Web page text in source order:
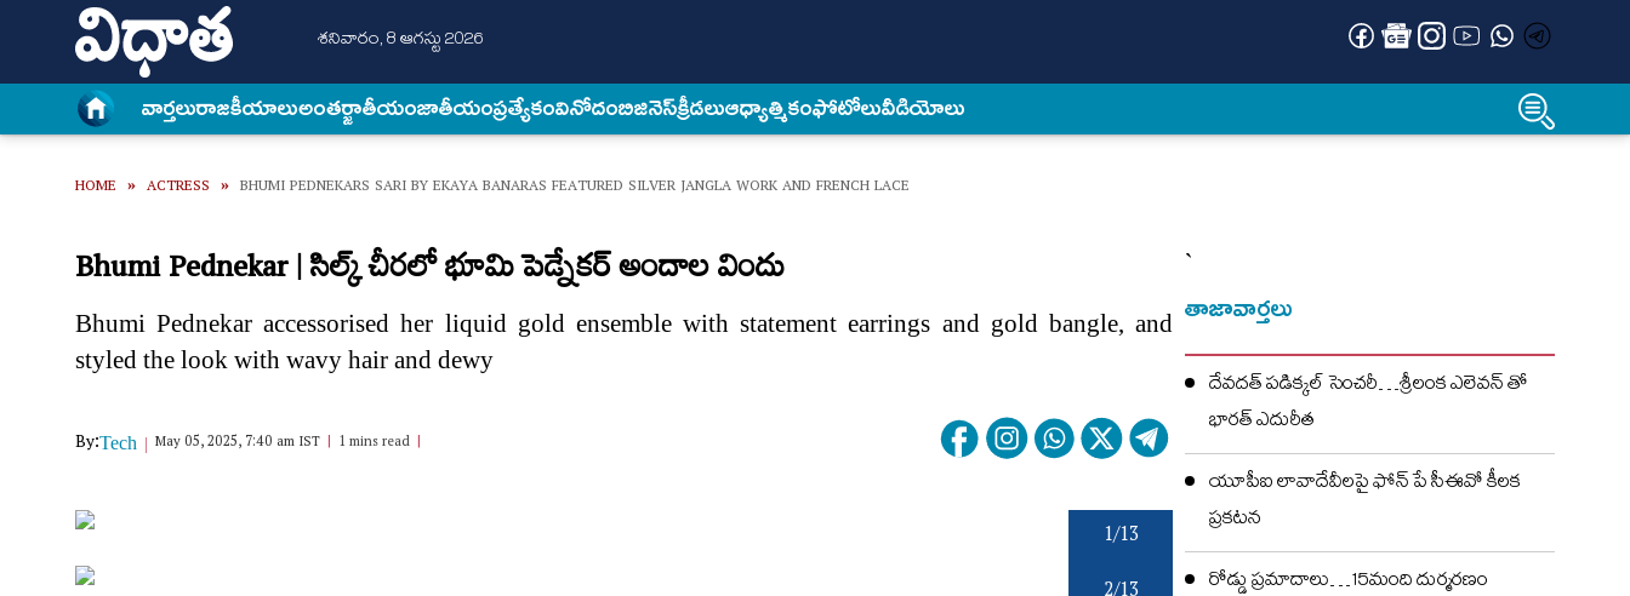
శనివారం, 8 ఆగస్టు 2026
వార్త‌లురాజకీయాలుఅంత‌ర్జాతీయంజాతీయంప్రత్యేకంవినోదంబిజినెస్క్రీడలుఆధ్యాత్మికంఫోటోలువీడియోలు
HOME » ACTRESS » BHUMI PEDNEKARS SARI BY EKAYA BANARAS FEATURED SILVER JANGLA WORK AND FRENCH LACE
Bhumi Pednekar | సిల్క్ చీరలో భూమి పెడ్నేకర్ అందాల విందు
Bhumi Pednekar accessorised her liquid gold ensemble with statement earrings and gold bangle, and
styled the look with wavy hair and dewy
By:Tech May 05, 2025, 7:40 am IST 1 mins read
1/13
`
తాజావార్తలు
దేవదత్ పడిక్కల్‌ సెంచరీ…శ్రీలంక ఎలెవన్ తో
భారత్ ఎదురీత
యూపీఐ లావాదేవీలపై ఫోన్ పే సీఈవో కీలక
ప్రకటన
రోడ్డు ప్రమాదాలు…15మంది దుర్మరణం